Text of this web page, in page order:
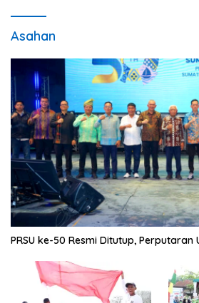
Asahan
PRSU ke-50 Resmi Ditutup, Perputaran